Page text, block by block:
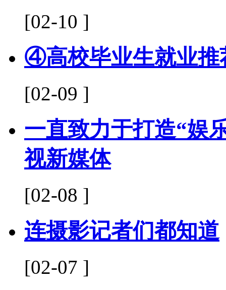
[02-10 ]
④高校毕业生就业推
[02-09 ]
一直致力于打造“娱
视新媒体
[02-08 ]
连摄影记者们都知道
[02-07 ]